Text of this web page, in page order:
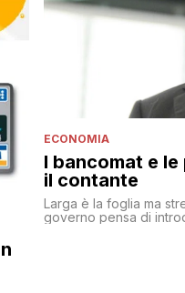
ECONOMIA
I bancomat e
il contante
Larga è la foglia ma
governo pensa di